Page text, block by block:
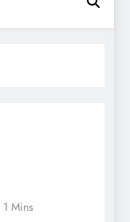
1 Mins